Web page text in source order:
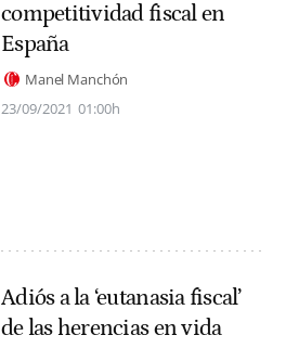
competitividad fiscal en
España
Manel Manchón
23/09/2021 01:00h
Adiós a la ‘eutanasia fiscal’
de las herencias en vida